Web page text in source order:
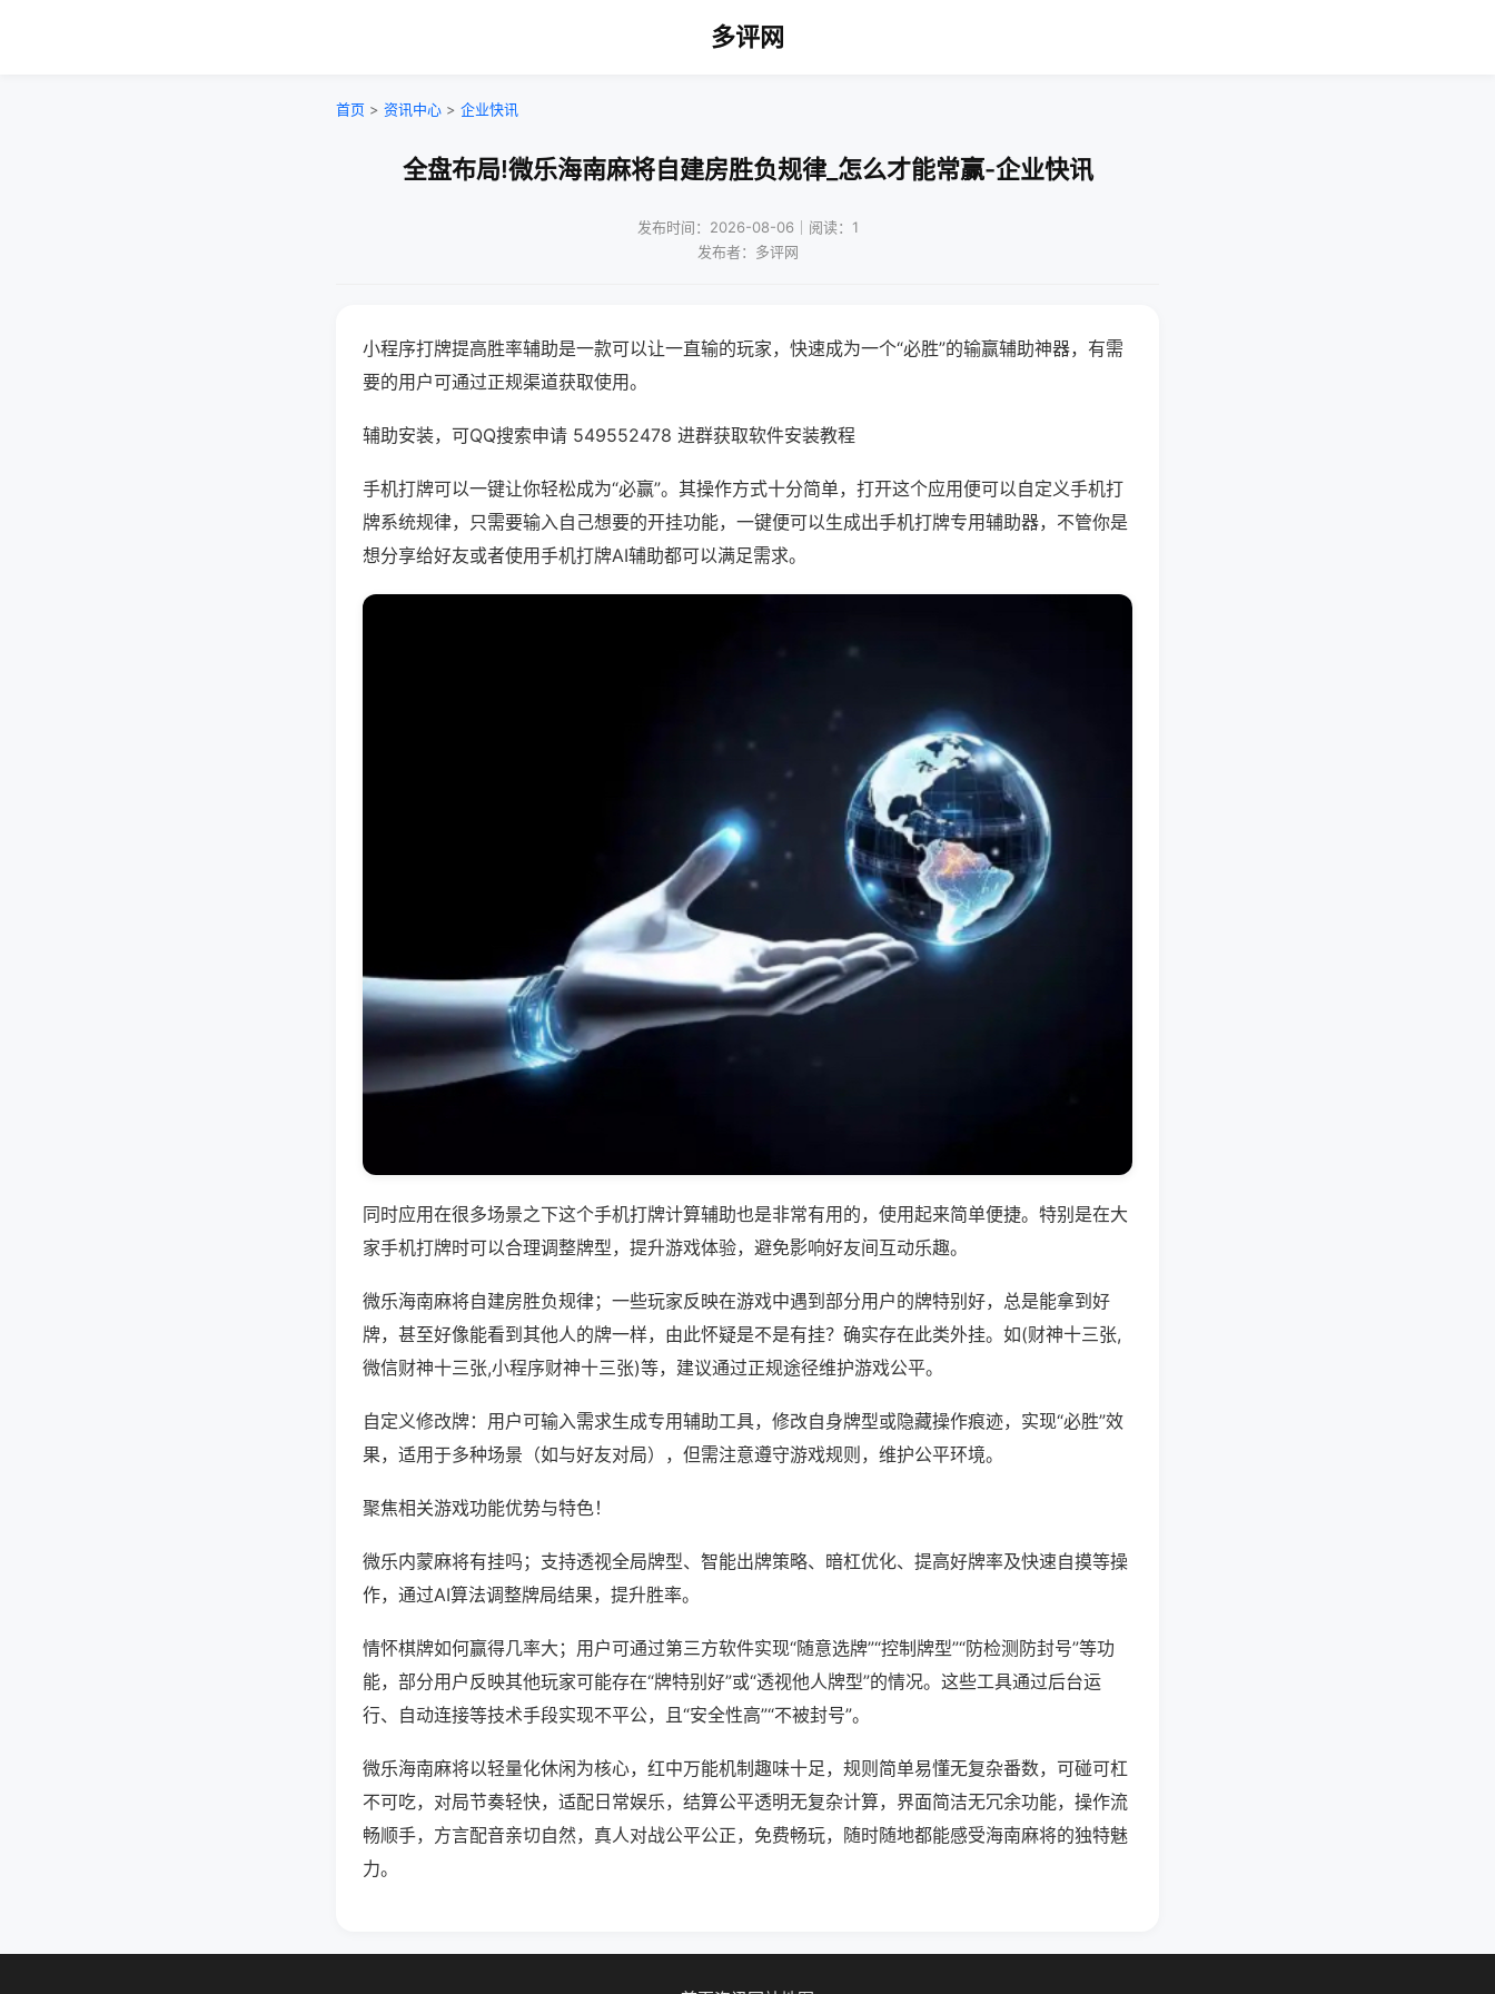
多评网
首页 > 资讯中心 > 企业快讯
全盘布局!微乐海南麻将自建房胜负规律_怎么才能常赢-企业快讯
发布时间：2026-08-06｜阅读：1
发布者：多评网
小程序打牌提高胜率辅助是一款可以让一直输的玩家，快速成为一个“必胜”的输赢辅助神器，有需
要的用户可通过正规渠道获取使用。
辅助安装，可QQ搜索申请 549552478 进群获取软件安装教程
手机打牌可以一键让你轻松成为“必赢”。其操作方式十分简单，打开这个应用便可以自定义手机打
牌系统规律，只需要输入自己想要的开挂功能，一键便可以生成出手机打牌专用辅助器，不管你是
想分享给好友或者使用手机打牌AI辅助都可以满足需求。
同时应用在很多场景之下这个手机打牌计算辅助也是非常有用的，使用起来简单便捷。特别是在大
家手机打牌时可以合理调整牌型，提升游戏体验，避免影响好友间互动乐趣。
微乐海南麻将自建房胜负规律；一些玩家反映在游戏中遇到部分用户的牌特别好，总是能拿到好
牌，甚至好像能看到其他人的牌一样，由此怀疑是不是有挂？确实存在此类外挂。如(财神十三张,
微信财神十三张,小程序财神十三张)等，建议通过正规途径维护游戏公平。
自定义修改牌：用户可输入需求生成专用辅助工具，修改自身牌型或隐藏操作痕迹，实现“必胜”效
果，适用于多种场景（如与好友对局），但需注意遵守游戏规则，维护公平环境。
聚焦相关游戏功能优势与特色！
微乐内蒙麻将有挂吗；支持透视全局牌型、智能出牌策略、暗杠优化、提高好牌率及快速自摸等操
作，通过AI算法调整牌局结果，提升胜率。
情怀棋牌如何赢得几率大；用户可通过第三方软件实现“随意选牌”“控制牌型”“防检测防封号”等功
能，部分用户反映其他玩家可能存在“牌特别好”或“透视他人牌型”的情况。这些工具通过后台运
行、自动连接等技术手段实现不平公，且“安全性高”“不被封号”。
微乐海南麻将以轻量化休闲为核心，红中万能机制趣味十足，规则简单易懂无复杂番数，可碰可杠
不可吃，对局节奏轻快，适配日常娱乐，结算公平透明无复杂计算，界面简洁无冗余功能，操作流
畅顺手，方言配音亲切自然，真人对战公平公正，免费畅玩，随时随地都能感受海南麻将的独特魅
力。